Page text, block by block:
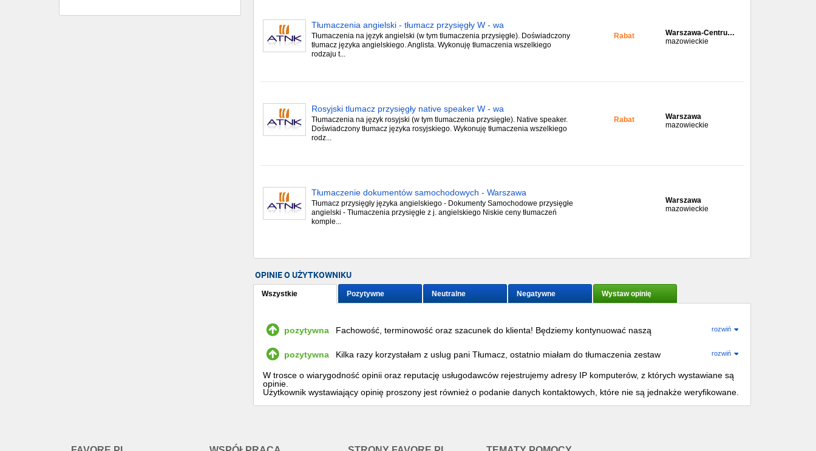
Tłumaczenia angielski - tłumacz przysięgły W - wa
Tłumaczenia na język angielski (w tym tlumaczenia przysięgłe). Doświadczony
tłumacz języka angielskiego. Anglista. Wykonuję tłumaczenia wszelkiego
rodzaju t...
Rabat
Warszawa-Centru…
mazowieckie
Rosyjski tlumacz przysięgły native speaker W - wa
Tłumaczenia na język rosyjski (w tym tlumaczenia przysięgłe). Native speaker.
Doświadczony tłumacz języka rosyjskiego. Wykonuję tłumaczenia wszelkiego
rodz...
Rabat
Warszawa
mazowieckie
Tłumaczenie dokumentów samochodowych - Warszawa
Tłumacz przysięgły języka angielskiego - Dokumenty Samochodowe przysięgłe
angielski - Tłumaczenia przysięgłe z j. angielskiego Niskie ceny tłumaczeń
komple...
Warszawa
mazowieckie
OPINIE O UŻYTKOWNIKU
Wszystkie Pozytywne Neutralne Negatywne Wystaw opinię
pozytywna rozwiń
Fachowość, terminowość oraz szacunek do klienta! Będziemy kontynuować naszą
pozytywna
rozwiń
Kilka razy korzystałam z uslug pani Tłumacz, ostatnio miałam do tłumaczenia zestaw
Polecam wszystkim korzystanie z usług firmy tłumaczeniowej ATNK.
W trosce o wiarygodność opinii oraz reputację usługodawców rejestrujemy adresy IP komputerów, z których wystawiane są
opinie.
Użytkownik wystawiający opinię proszony jest również o podanie danych kontaktowych, które nie są jednakże weryfikowane.